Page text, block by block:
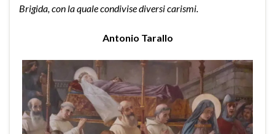
Brigida, con la quale condivise diversi carismi.
Antonio Tarallo